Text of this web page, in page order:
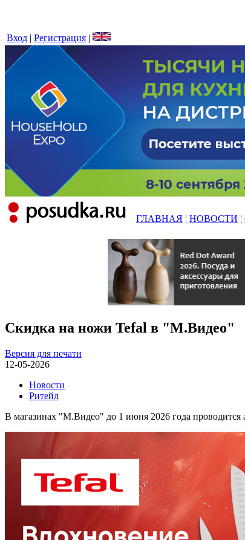
Вход | Регистрация |
ГЛАВНАЯ ¦ НОВОСТИ ¦
Скидка на ножи Tefal в "М.Видео"
Версия для печати
12-05-2026
Новости
Ритейл
В магазинах "М.Видео" до 1 июня 2026 года